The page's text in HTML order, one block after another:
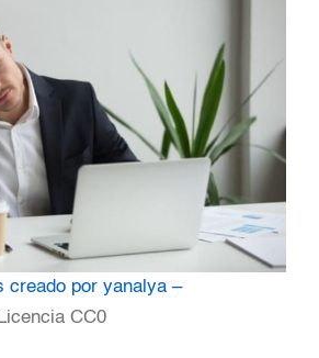
creado por yanalya –
CC0